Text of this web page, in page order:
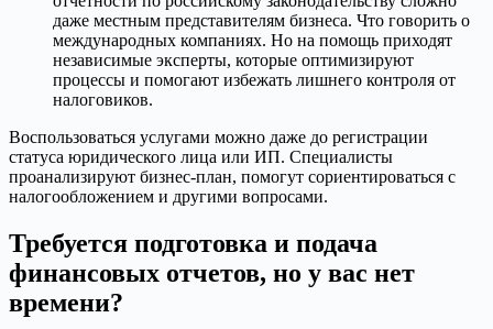
даже местным представителям бизнеса. Что говорить о
международных компаниях. Но на помощь приходят
независимые эксперты, которые оптимизируют
процессы и помогают избежать лишнего контроля от
налоговиков.
Воспользоваться услугами можно даже до регистрации
статуса юридического лица или ИП. Специалисты
проанализируют бизнес-план, помогут сориентироваться с
налогообложением и другими вопросами.
Требуется подготовка и подача
финансовых отчетов, но у вас нет
времени?